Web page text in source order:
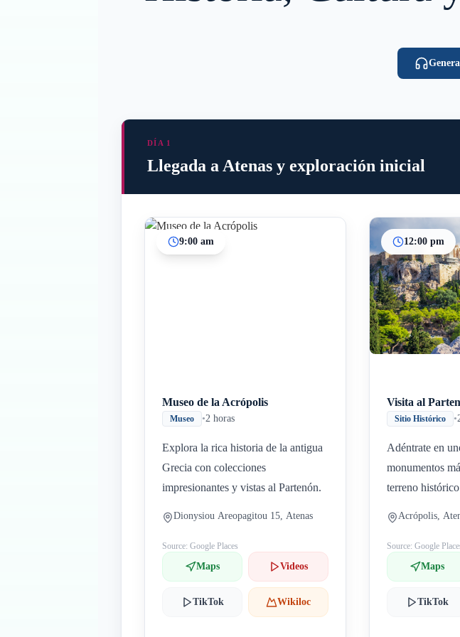
DÍA 1
Llegada a Atenas y exploración inicial
9:00 am
Museo de la Acrópolis
Museo •2 horas
Explora la rica historia de la antigua
Grecia con colecciones
impresionantes y vistas al Partenón.
Dionysiou Areopagitou 15, Atenas
Source: Google Places
Maps Videos
TikTok Wikiloc
12:00 pm
Visita al
Sitio Histórico •
Adéntrate en
monumentos
terreno
Acrópolis,
Source: Google
Maps
TikTok